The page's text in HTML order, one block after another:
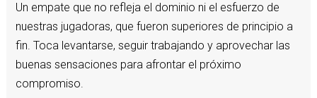
Un empate que no refleja el dominio ni el esfuerzo de
nuestras jugadoras, que fueron superiores de principio a
fin. Toca levantarse, seguir trabajando y aprovechar las
buenas sensaciones para afrontar el próximo
compromiso.